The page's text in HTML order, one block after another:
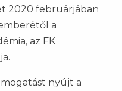
2020 februárjában
a
az FK
nyújt a